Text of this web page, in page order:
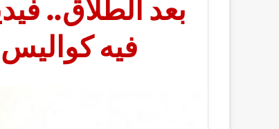
بعد الطلاق..
فيه